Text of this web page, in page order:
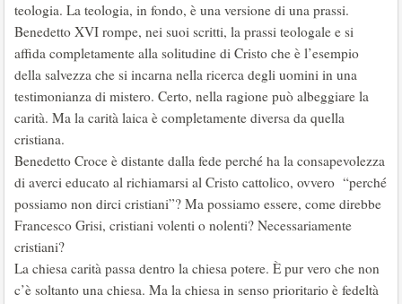
teologia. La teologia, in fondo, è una versione di una prassi.
Benedetto XVI rompe, nei suoi scritti, la prassi teologale e si
affida completamente alla solitudine di Cristo che è l’esempio
della salvezza che si incarna nella ricerca degli uomini in una
testimonianza di mistero. Certo, nella ragione può albeggiare la
carità. Ma la carità laica è completamente diversa da quella
cristiana.
Benedetto Croce è distante dalla fede perché ha la consapevolezza
di averci educato al richiamarsi al Cristo cattolico, ovvero “perché
possiamo non dirci cristiani”? Ma possiamo essere, come direbbe
Francesco Grisi, cristiani volenti o nolenti? Necessariamente
cristiani?
La chiesa carità passa dentro la chiesa potere. È pur vero che non
c’è soltanto una chiesa. Ma la chiesa in senso prioritario è fedeltà